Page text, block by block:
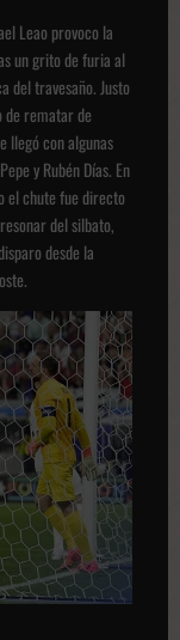
Leao provoco la
un grito de furia al
del travesaño. Justo
de rematar de
llegó con algunas
y Rubén Días. En
el chute fue directo
del silbato,
desde la